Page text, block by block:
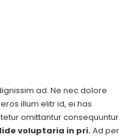
ad. Ne nec dolore
illum elitr id, ei has
omittantur consequuntur
voluptaria in pri.Ad per